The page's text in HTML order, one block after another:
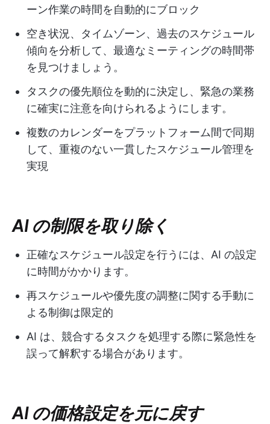
ーン作業の時間を自動的にブロック
空き状況、タイムゾーン、過去のスケジュール
傾向を分析して、最適なミーティングの時間帯
を見つけましょう。
タスクの優先順位を動的に決定し、緊急の業務
に確実に注意を向けられるようにします。
複数のカレンダーをプラットフォーム間で同期
して、重複のない一貫したスケジュール管理を
実現
AI の制限を取り除く
正確なスケジュール設定を行うには、AI の設定
に時間がかかります。
再スケジュールや優先度の調整に関する手動に
よる制御は限定的
AI は、競合するタスクを処理する際に緊急性を
誤って解釈する場合があります。
AI の価格設定を元に戻す